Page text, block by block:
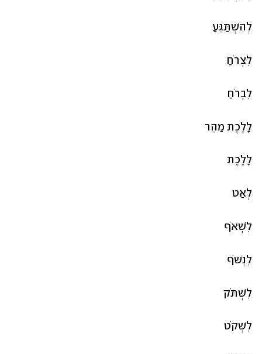
לְהִשְׁתַּגֵּעַ
לִצְרֹחַ
לִבְרֹחַ
לָלֶכֶת מַהֵר
לָלֶכֶת
לְאַט
לִשְׁאֹף
לִנְשֹׁף
לִשְׁתֹּק
לִשְׁקֹט